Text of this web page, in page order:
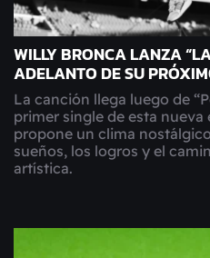
WILLY BRONCA LANZA
ADELANTO DE SU
La canción llega luego de
primer single de esta
propone un clima
sueños, los logros y el
artística.